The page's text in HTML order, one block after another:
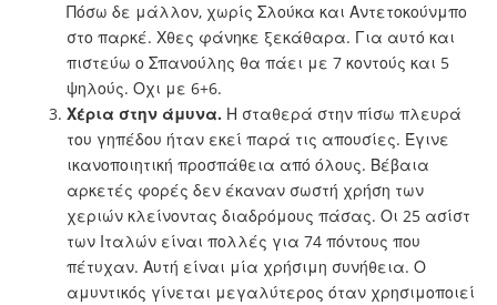
Πόσω δε μάλλον, χωρίς Σλούκα και Αντετοκούνμπο
στο παρκέ. Χθες φάνηκε ξεκάθαρα. Για αυτό και
πιστεύω ο Σπανούλης θα πάει με 7 κοντούς και 5
ψηλούς. Οχι με 6+6.
Χέρια στην άμυνα. Η σταθερά στην πίσω πλευρά
του γηπέδου ήταν εκεί παρά τις απουσίες. Έγινε
ικανοποιητική προσπάθεια από όλους. Βέβαια
αρκετές φορές δεν έκαναν σωστή χρήση των
χεριών κλείνοντας διαδρόμους πάσας. Οι 25 ασίστ
των Ιταλών είναι πολλές για 74 πόντους που
πέτυχαν. Αυτή είναι μία χρήσιμη συνήθεια. Ο
αμυντικός γίνεται μεγαλύτερος όταν χρησιμοποιεί